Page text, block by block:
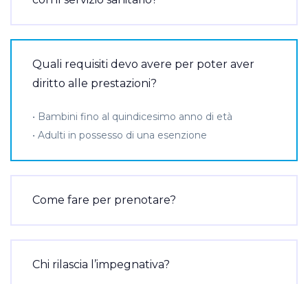
Quali requisiti devo avere per poter aver
diritto alle prestazioni?
• Bambini fino al quindicesimo anno di età
• Adulti in possesso di una esenzione
Come fare per prenotare?
Chi rilascia l’impegnativa?